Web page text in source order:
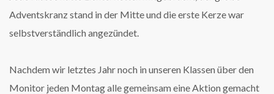
Adventskranz stand in der Mitte und die erste Kerze war
selbstverständlich angezündet.
Nachdem wir letztes Jahr noch in unseren Klassen über den
Monitor jeden Montag alle gemeinsam eine Aktion gemacht